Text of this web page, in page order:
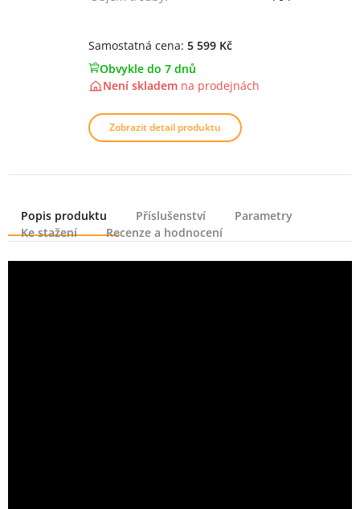
Samostatná cena: 5 599 Kč
Obvykle do 7 dnů
Není skladem na prodejnách
Zobrazit detail produktu
Popis produktu Příslušenství
Parametry
Ke stažení
Recenze a hodnocení